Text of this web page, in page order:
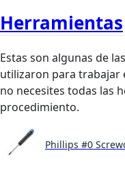
Herramientas
Estas son algunas de
utilizaron para trabajar
no necesites todas las
procedimiento.
Phillips #0